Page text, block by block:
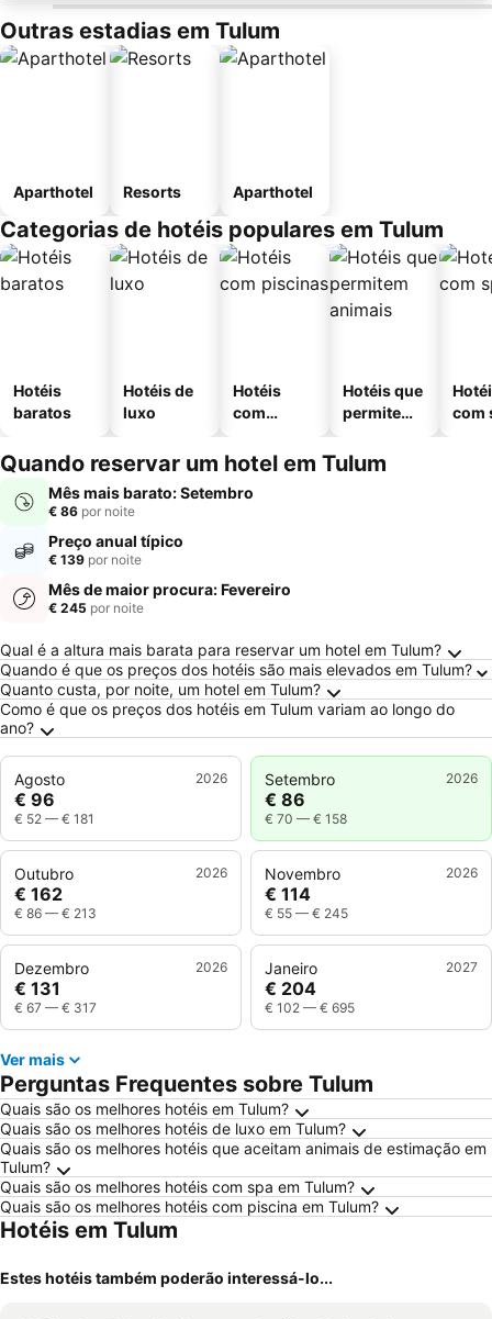
Outras estadias em Tulum
Aparthotel Resorts Aparthotel
Categorias de hotéis populares em Tulum
Hotéis
baratos
Hotéis de
luxo
Hotéis
com
Hotéis que
permitem
com
Quando reservar um hotel em Tulum
Mês mais barato: Setembro
€ 86 por noite
Preço anual típico
€ 139 por noite
Mês de maior procura: Fevereiro
€ 245 por noite
Perguntas Frequentes sobre Tulum
Qual é a altura mais barata para reservar um hotel em Tulum?
Quando é que os preços dos hotéis são mais elevados em Tulum?
Quanto custa, por noite, um hotel em Tulum?
Como é que os preços dos hotéis em Tulum variam ao longo do
ano?
Agosto 2026
€ 96
€ 52 — € 181
Setembro 2026
€ 86
€ 70 — € 158
Outubro 2026
€ 162
€ 86 — € 213
Novembro 2026
€ 114
€ 55 — € 245
Dezembro 2026
€ 131
€ 67 — € 317
Janeiro 2027
€ 204
€ 102 — € 695
Ver mais
Perguntas Frequentes sobre Tulum
Quais são os melhores hotéis em Tulum?
Quais são os melhores hotéis de luxo em Tulum?
Quais são os melhores hotéis que aceitam animais de estimação em
Tulum?
Quais são os melhores hotéis com spa em Tulum?
Quais são os melhores hotéis com piscina em Tulum?
Hotéis em Tulum
Estes hotéis também poderão interessá-lo...